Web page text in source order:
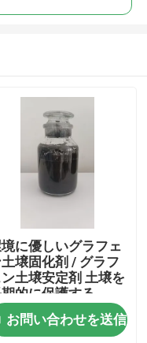
に優しいグラフェ
土壌固化剤 / グラフ
ン土壌安定剤 土壌を
的に保護する
お問い合わせを送信